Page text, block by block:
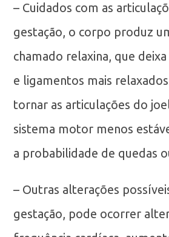
– Cuidados com as
gestação, o corpo produz
chamado relaxina, que
e ligamentos mais
tornar as articulações do
sistema motor menos
a probabilidade de quedas
– Outras alterações
gestação, pode ocorrer